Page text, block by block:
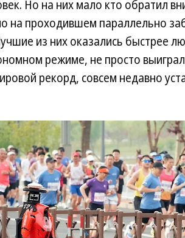
Но на них мало кто обратил
на проходившем параллельно
из них оказались быстрее
режиме, не просто
рекорд, совсем недавно